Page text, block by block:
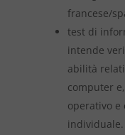
francese/
test di
intende
abilità
computer
operativo
individuale.